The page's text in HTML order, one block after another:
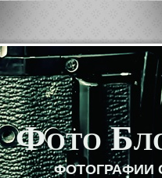
Фото
ФОТОГРАФИИ